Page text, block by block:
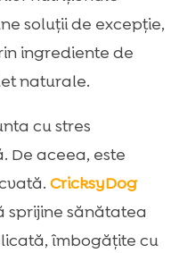
soluții de excepție,
ingrediente de
naturale.
cu stres
De aceea, este
CricksyDog
sprijine sănătatea
îmbogățite cu